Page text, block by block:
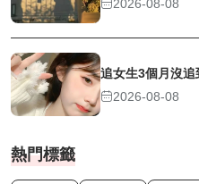
2026-08-08
追女生3個月沒追
2026-08-08
熱門標籤